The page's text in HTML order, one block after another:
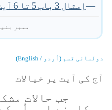
—اِمثال 3 باب 5 تا 6 آیت
ممبر
دولسانی قسم (اُردو / English)
آج کی آیت پر خیالات
جب حالات